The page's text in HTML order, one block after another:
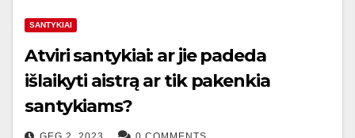
SANTYKIAI
Atviri santykiai: ar jie padeda
išlaikyti aistrą ar tik pakenkia
santykiams?